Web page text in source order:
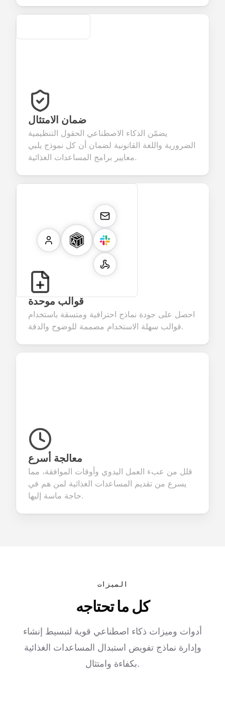
Secure
ضمان الامتثال
يضمّن الذكاء الاصطناعي الحقول التنظيمية
الضرورية واللغة القانونية لضمان أن كل نموذج يلبي
معايير برامج المساعدات الغذائية.
قوالب موحدة
احصل على جودة نماذج احترافية ومتسقة باستخدام
قوالب سهلة الاستخدام مصممة للوضوح والدقة.
معالجة أسرع
قلل من عبء العمل اليدوي وأوقات الموافقة، مما
يسرع من تقديم المساعدات الغذائية لمن هم في
حاجة ماسة إليها.
الميزات
كل ما تحتاجه
أدوات وميزات ذكاء اصطناعي قوية لتبسيط إنشاء
وإدارة نماذج تفويض استبدال المساعدات الغذائية
بكفاءة وامتثال.